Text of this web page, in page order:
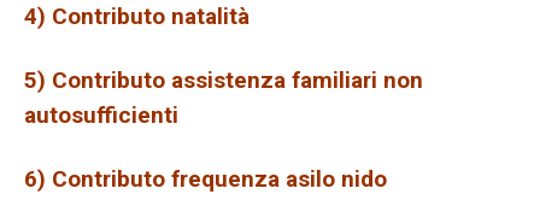
4) Contributo natalità
5) Contributo assistenza familiari non
autosufficienti
6) Contributo frequenza asilo nido